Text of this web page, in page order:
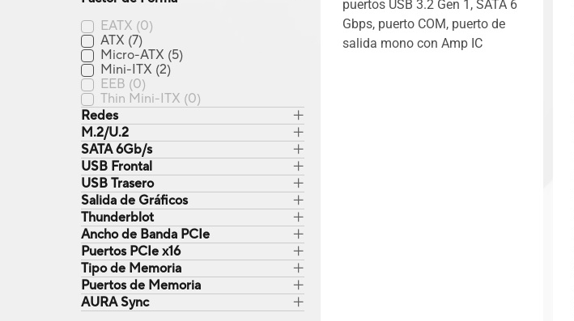
EATX (0)
ATX (7)
Micro-ATX (5)
Mini-ITX (2)
EEB (0)
Thin Mini-ITX (0)
Redes
M.2/U.2
SATA 6Gb/s
USB Frontal
USB Trasero
Salida de Gráficos
Thunderblot
Ancho de Banda PCIe
Puertos PCIe x16
Tipo de Memoria
Puertos de Memoria
AURA Sync
puertos USB 3.2 Gen 1, SATA 6
Gbps, puerto COM, puerto de
salida mono con Amp IC